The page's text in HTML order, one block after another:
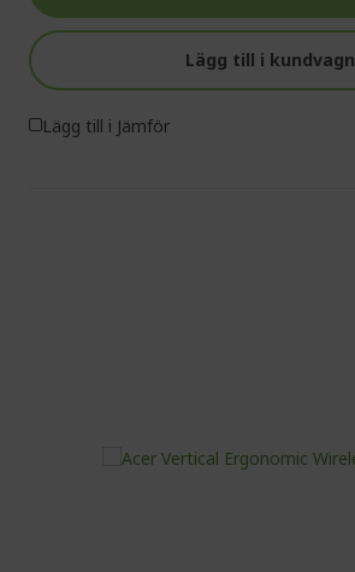
Lägg till i kundvagn
Lägg till i Jämför